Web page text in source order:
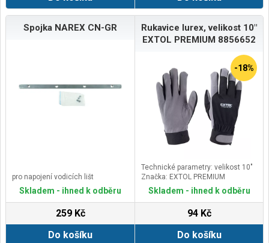
Spojka NAREX CN-GR
pro napojení vodicích lišt
Skladem - ihned k odběru
259 Kč
Do košíku
Rukavice lurex, velikost 10"
EXTOL PREMIUM 8856652
-18%
Technické parametry: velikost 10"
Značka: EXTOL PREMIUM
Skladem - ihned k odběru
94 Kč
Do košíku